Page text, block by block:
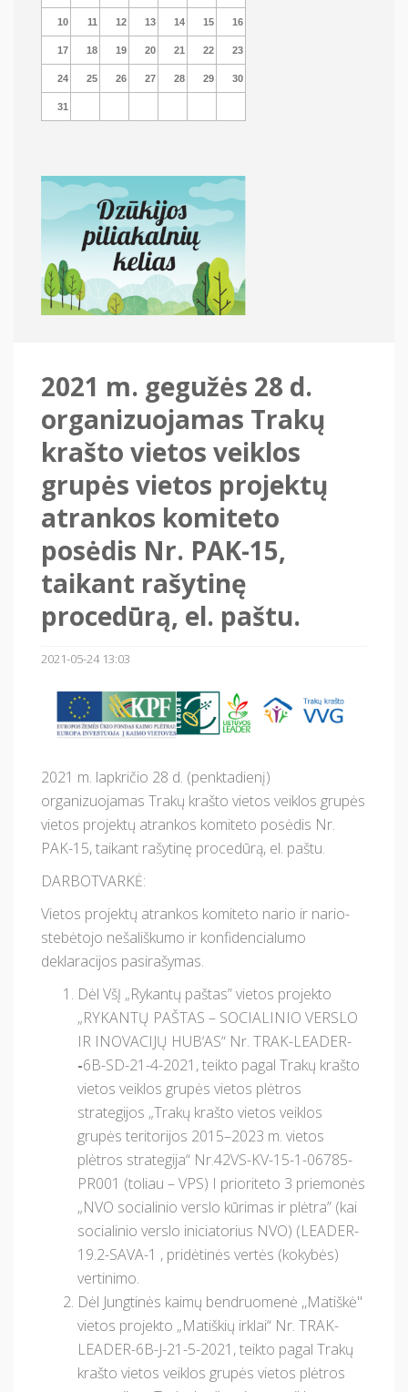
10 11 12 13 14 15 16
17 18 19 20 21 22 23
24 25 26 27 28 29 30
31
2021 m. gegužės 28 d.
organizuojamas Trakų
krašto vietos veiklos
grupės vietos projektų
atrankos komiteto
posėdis Nr. PAK-15,
taikant rašytinę
procedūrą, el. paštu.
2021-05-24 13:03
2021 m. lapkričio 28 d. (penktadienį)
organizuojamas Trakų krašto vietos veiklos grupės
vietos projektų atrankos komiteto posėdis Nr.
PAK-15, taikant rašytinę procedūrą, el. paštu.
DARBOTVARKĖ:
Vietos projektų atrankos komiteto nario ir nario-
stebėtojo nešališkumo ir konfidencialumo
deklaracijos pasirašymas.
Dėl VšĮ „Rykantų paštas” vietos projekto
„RYKANTŲ PAŠTAS – SOCIALINIO VERSLO
IR INOVACIJŲ HUB‘AS“ Nr. TRAK-LEADER-
-6B-SD-21-4-2021, teikto pagal Trakų krašto
vietos veiklos grupės vietos plėtros
strategijos „Trakų krašto vietos veiklos
grupės teritorijos 2015–2023 m. vietos
plėtros strategija“ Nr.42VS-KV-15-1-06785-
PR001 (toliau – VPS) I prioriteto 3 priemonės
„NVO socialinio verslo kūrimas ir plėtra” (kai
socialinio verslo iniciatorius NVO) (LEADER-
19.2-SAVA-1 , pridėtinės vertės (kokybės)
vertinimo.
Dėl Jungtinės kaimų bendruomenė ,,Matiškė"
vietos projekto „Matiškių irklai“ Nr. TRAK-
LEADER-6B-J-21-5-2021, teikto pagal Trakų
krašto vietos veiklos grupės vietos plėtros